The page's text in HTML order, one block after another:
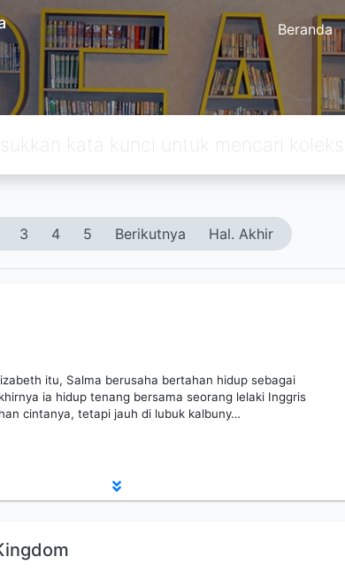
Beranda
3 4 5 Berikutnya Hal. Akhir
itu, Salma berusaha bertahan hidup sebagai
ia hidup tenang bersama seorang lelaki Inggris
cintanya, tetapi jauh di lubuk kalbuny…